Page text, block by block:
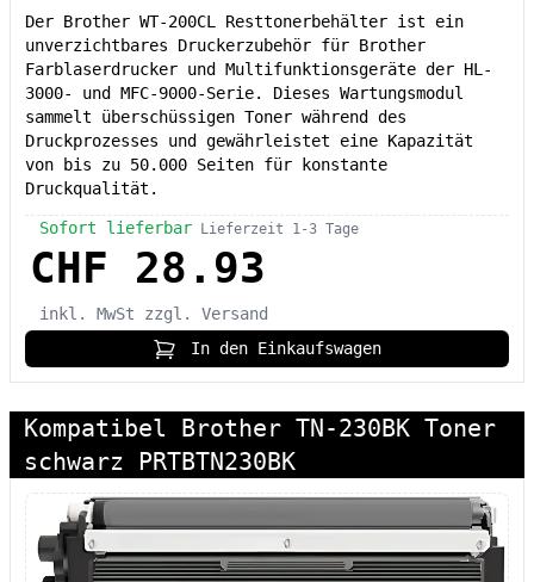
Der Brother WT-200CL Resttonerbehälter ist ein
unverzichtbares Druckerzubehör für Brother
Farblaserdrucker und Multifunktionsgeräte der HL-
3000- und MFC-9000-Serie. Dieses Wartungsmodul
sammelt überschüssigen Toner während des
Druckprozesses und gewährleistet eine Kapazität
von bis zu 50.000 Seiten für konstante
Druckqualität.
Sofort lieferbar Lieferzeit 1-3 Tage
CHF 28.93
inkl. MwSt
zzgl. Versand
In den Einkaufswagen
Kompatibel Brother TN-230BK Toner
schwarz PRTBTN230BK